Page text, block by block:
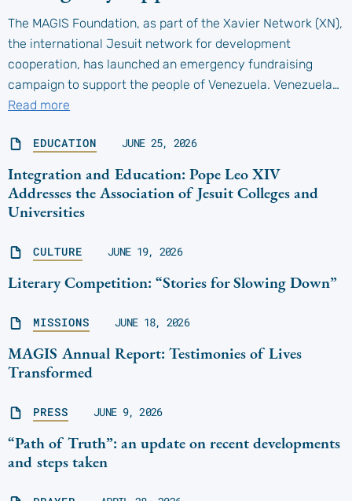
The MAGIS Foundation, as part of the Xavier Network (XN),
the international Jesuit network for development
cooperation, has launched an emergency fundraising
campaign to support the people of Venezuela. Venezuela…
Read more
EDUCATION JUNE 25, 2026
Integration and Education: Pope Leo XIV
Addresses the Association of Jesuit Colleges and
Universities
CULTURE JUNE 19, 2026
Literary Competition: “Stories for Slowing Down”
MISSIONS JUNE 18, 2026
MAGIS Annual Report: Testimonies of Lives
Transformed
PRESS JUNE 9, 2026
“Path of Truth”: an update on recent developments
and steps taken